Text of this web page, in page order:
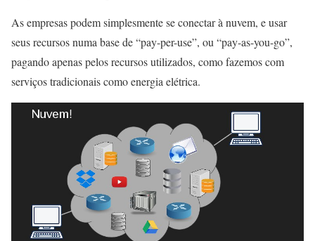
As empresas podem simplesmente se conectar à nuvem, e usar
seus recursos numa base de “pay-per-use”, ou “pay-as-you-go”,
pagando apenas pelos recursos utilizados, como fazemos com
serviços tradicionais como energia elétrica.